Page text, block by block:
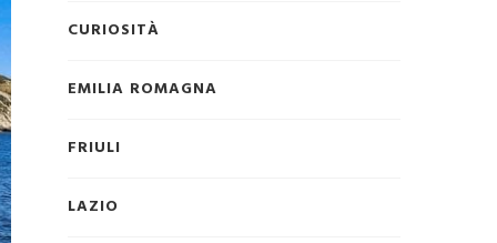
CURIOSITÀ
EMILIA ROMAGNA
FRIULI
LAZIO